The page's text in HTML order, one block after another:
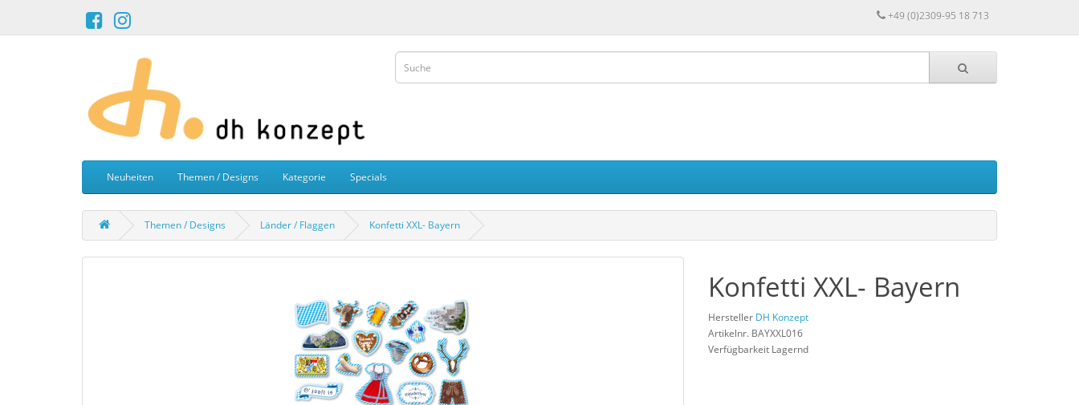
+49 (0)2309-95 18 713
Neuheiten Themen / Designs Kategorie Specials
Themen / Designs Länder / Flaggen Konfetti XXL- Bayern
Konfetti XXL- Bayern
Hersteller DH Konzept
Artikelnr. BAYXXL016
Verfügbarkeit Lagernd